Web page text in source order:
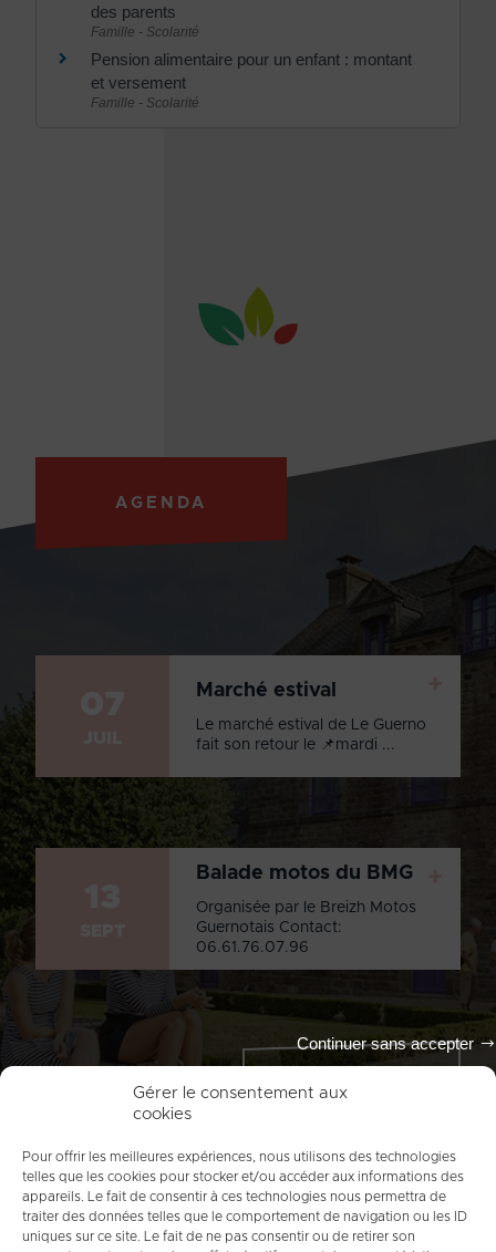
Gérer le consentement aux
cookies
Pour offrir les meilleures expériences, nous utilisons des technologies
telles que les cookies pour stocker et/ou accéder aux informations des
appareils. Le fait de consentir à ces technologies nous permettra de
traiter des données telles que le comportement de navigation ou les ID
uniques sur ce site. Le fait de ne pas consentir ou de retirer son
Continuer sans accepter
des parents
Famille - Scolarité
Pension alimentaire pour un enfant : montant
et versement
Famille - Scolarité
AGENDA
Marché estival
Le marché estival de Le Guerno
fait son retour le 📌mardi ...
Balade motos du BMG
Organisée par le Breizh Motos
Guernotais Contact:
06.61.76.07.96